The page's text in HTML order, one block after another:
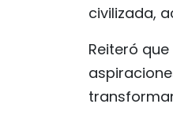
civilizada,
Reiteró